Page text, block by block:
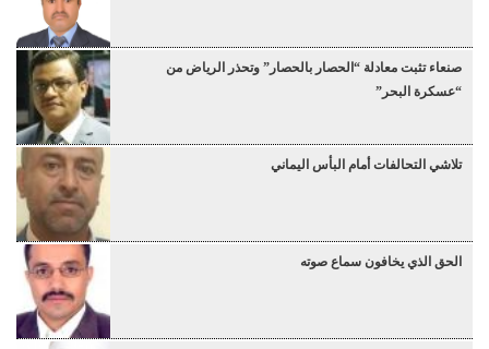
صنعاء تثبت معادلة “الحصار بالحصار” وتحذر الرياض من
“عسكرة البحر”
تلاشي التحالفات أمام البأس اليماني
الحق الذي يخافون سماع صوته